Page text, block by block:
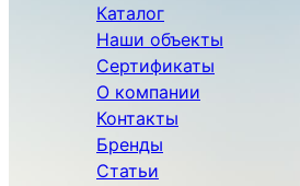
Каталог
Наши объекты
Сертификаты
О компании
Контакты
Бренды
Статьи